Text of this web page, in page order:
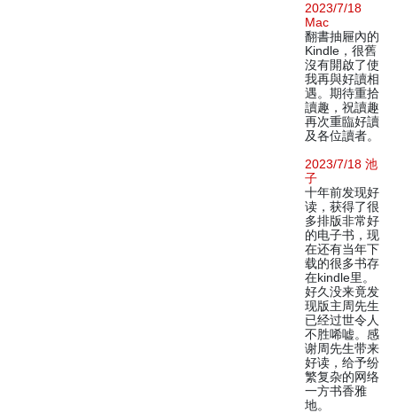
2023/7/18
Mac
翻書抽屜內的
Kindle，很舊
沒有開啟了使
我再與好讀相
遇。期待重拾
讀趣，祝讀趣
再次重臨好讀
及各位讀者。
2023/7/18 池
子
十年前发现好
读，获得了很
多排版非常好
的电子书，现
在还有当年下
载的很多书存
在kindle里。
好久没来竟发
现版主周先生
已经过世令人
不胜唏嘘。感
谢周先生带来
好读，给予纷
繁复杂的网络
一方书香雅
地。